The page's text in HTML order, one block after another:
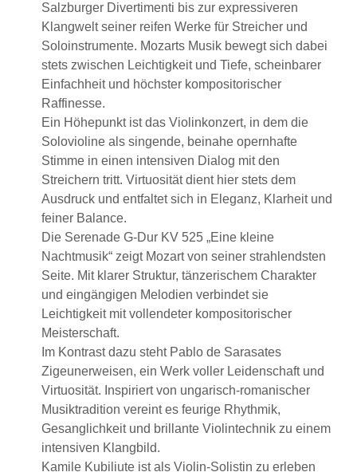
Salzburger Divertimenti bis zur expressiveren
Klangwelt seiner reifen Werke für Streicher und
Soloinstrumente. Mozarts Musik bewegt sich dabei
stets zwischen Leichtigkeit und Tiefe, scheinbarer
Einfachheit und höchster kompositorischer
Raffinesse.
Ein Höhepunkt ist das Violinkonzert, in dem die
Solovioline als singende, beinahe opernhafte
Stimme in einen intensiven Dialog mit den
Streichern tritt. Virtuosität dient hier stets dem
Ausdruck und entfaltet sich in Eleganz, Klarheit und
feiner Balance.
Die Serenade G-Dur KV 525 „Eine kleine
Nachtmusik“ zeigt Mozart von seiner strahlendsten
Seite. Mit klarer Struktur, tänzerischem Charakter
und eingängigen Melodien verbindet sie
Leichtigkeit mit vollendeter kompositorischer
Meisterschaft.
Im Kontrast dazu steht Pablo de Sarasates
Zigeunerweisen, ein Werk voller Leidenschaft und
Virtuosität. Inspiriert von ungarisch-romanischer
Musiktradition vereint es feurige Rhythmik,
Gesanglichkeit und brillante Violintechnik zu einem
intensiven Klangbild.
Kamile Kubiliute ist als Violin-Solistin zu erleben